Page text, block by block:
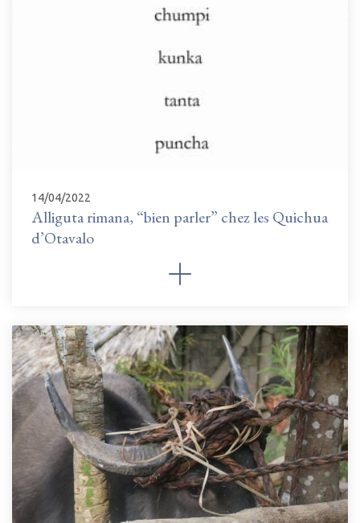
14/04/2022
Alliguta rimana, “bien parler” chez les Quichua
d’Otavalo